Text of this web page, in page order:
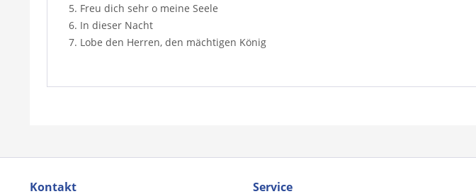
5. Freu dich sehr o meine Seele
6. In dieser Nacht
7. Lobe den Herren, den mächtigen König
Kontakt Service